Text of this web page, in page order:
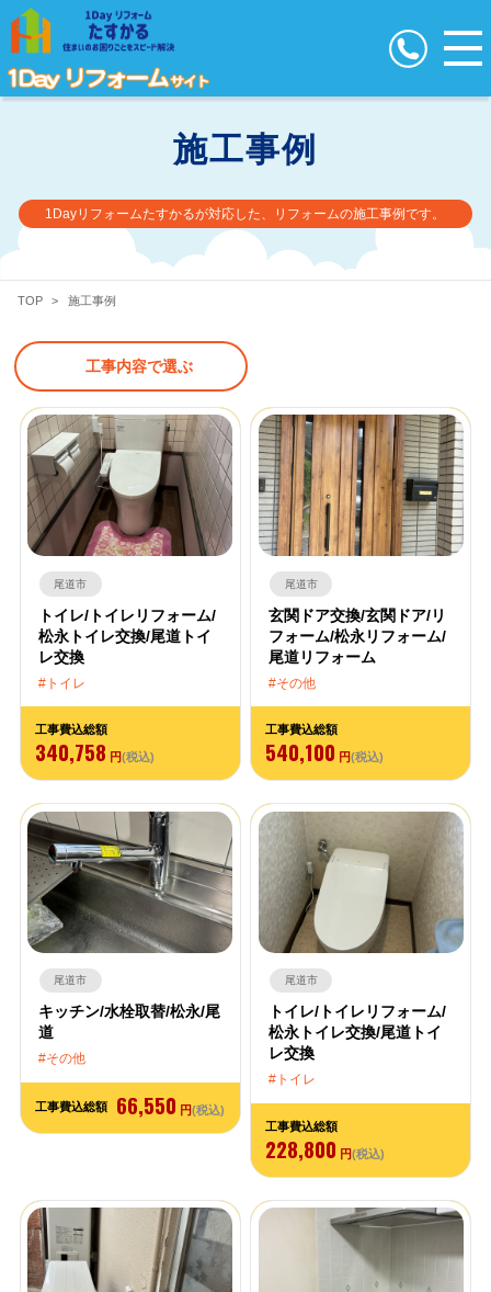
施工事例
1Dayリフォームたすかるが対応した、リフォームの施工事例です。
TOP > 施工事例
工事内容で選ぶ
尾道市
トイレ/トイレリフォーム/
松永トイレ交換/尾道トイ
レ交換
トイレ
工事費込総額
340,758 円(税込)
尾道市
玄関ドア交換/玄関ドア/リ
フォーム/松永リフォーム/
尾道リフォーム
その他
工事費込総額
540,100 円(税込)
尾道市
キッチン/水栓取替/松永/尾
道
その他
工事費込総額 66,550 円(税込)
尾道市
トイレ/トイレリフォーム/
松永トイレ交換/尾道トイ
レ交換
トイレ
工事費込総額
228,800 円(税込)